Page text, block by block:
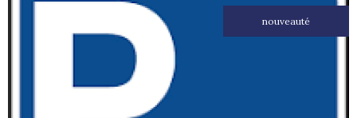
nouveauté